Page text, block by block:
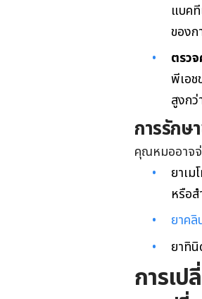
แบค
ของก
ตรว
พีเอช
สูงก
การรักษา
คุณหมออาจจ่
ยาเ
หรือ
ยาค
ยาทิ
การเป